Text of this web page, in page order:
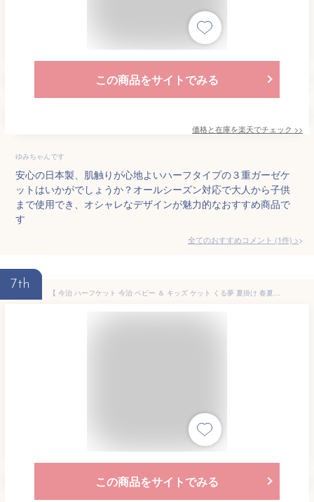
この商品をサイトでみる
価格と在庫を楽天でチェック >>
ゆみちゃんです
安心の日本製、肌触りが心地よいハーフタイプの３重ガーゼケ
ットはいかがでしょうか？オールシーズン対応で大人から子供
まで使用でき、オシャレなデザインが魅力的なおすすめ商品で
す
全てのおすすめコメント (1件) >
7th
【 今治 ハーフケット 今治 ベビー ＆ キッズ ケット くる夢 夏掛け 春夏寝具 】 今治タオル くるまる 今治ハーフケット 「 くる夢 」 のびのび タオル ケット 約 100cm×110cm 日本製 【 公式通販 おしゃれ ふっくら 吸水 通気性 可愛い もこもこ お中元 お歳暮 】
この商品をサイトでみる